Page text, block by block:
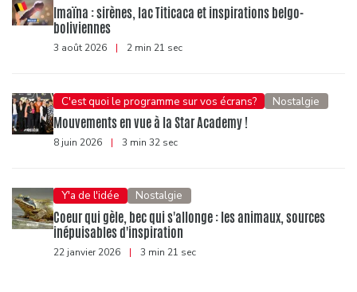
Imaïna : sirènes, lac Titicaca et inspirations belgo-
boliviennes
3 août 2026 | 2 min 21 sec
C'est quoi le programme sur vos écrans? Nostalgie
Mouvements en vue à la Star Academy !
8 juin 2026 | 3 min 32 sec
Y'a de l'idée Nostalgie
Coeur qui gèle, bec qui s'allonge : les animaux, sources
inépuisables d'inspiration
22 janvier 2026 | 3 min 21 sec